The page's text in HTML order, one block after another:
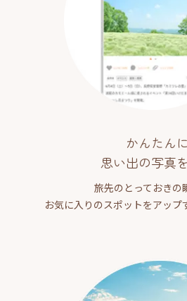
かんたんに
思い出の写真
旅先のとっておきの
お気に入りのスポットをアップ